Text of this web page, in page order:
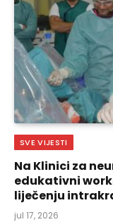
SVE VIJESTI
Na Klinici za
edukativni
liječenju
jul 17, 2026